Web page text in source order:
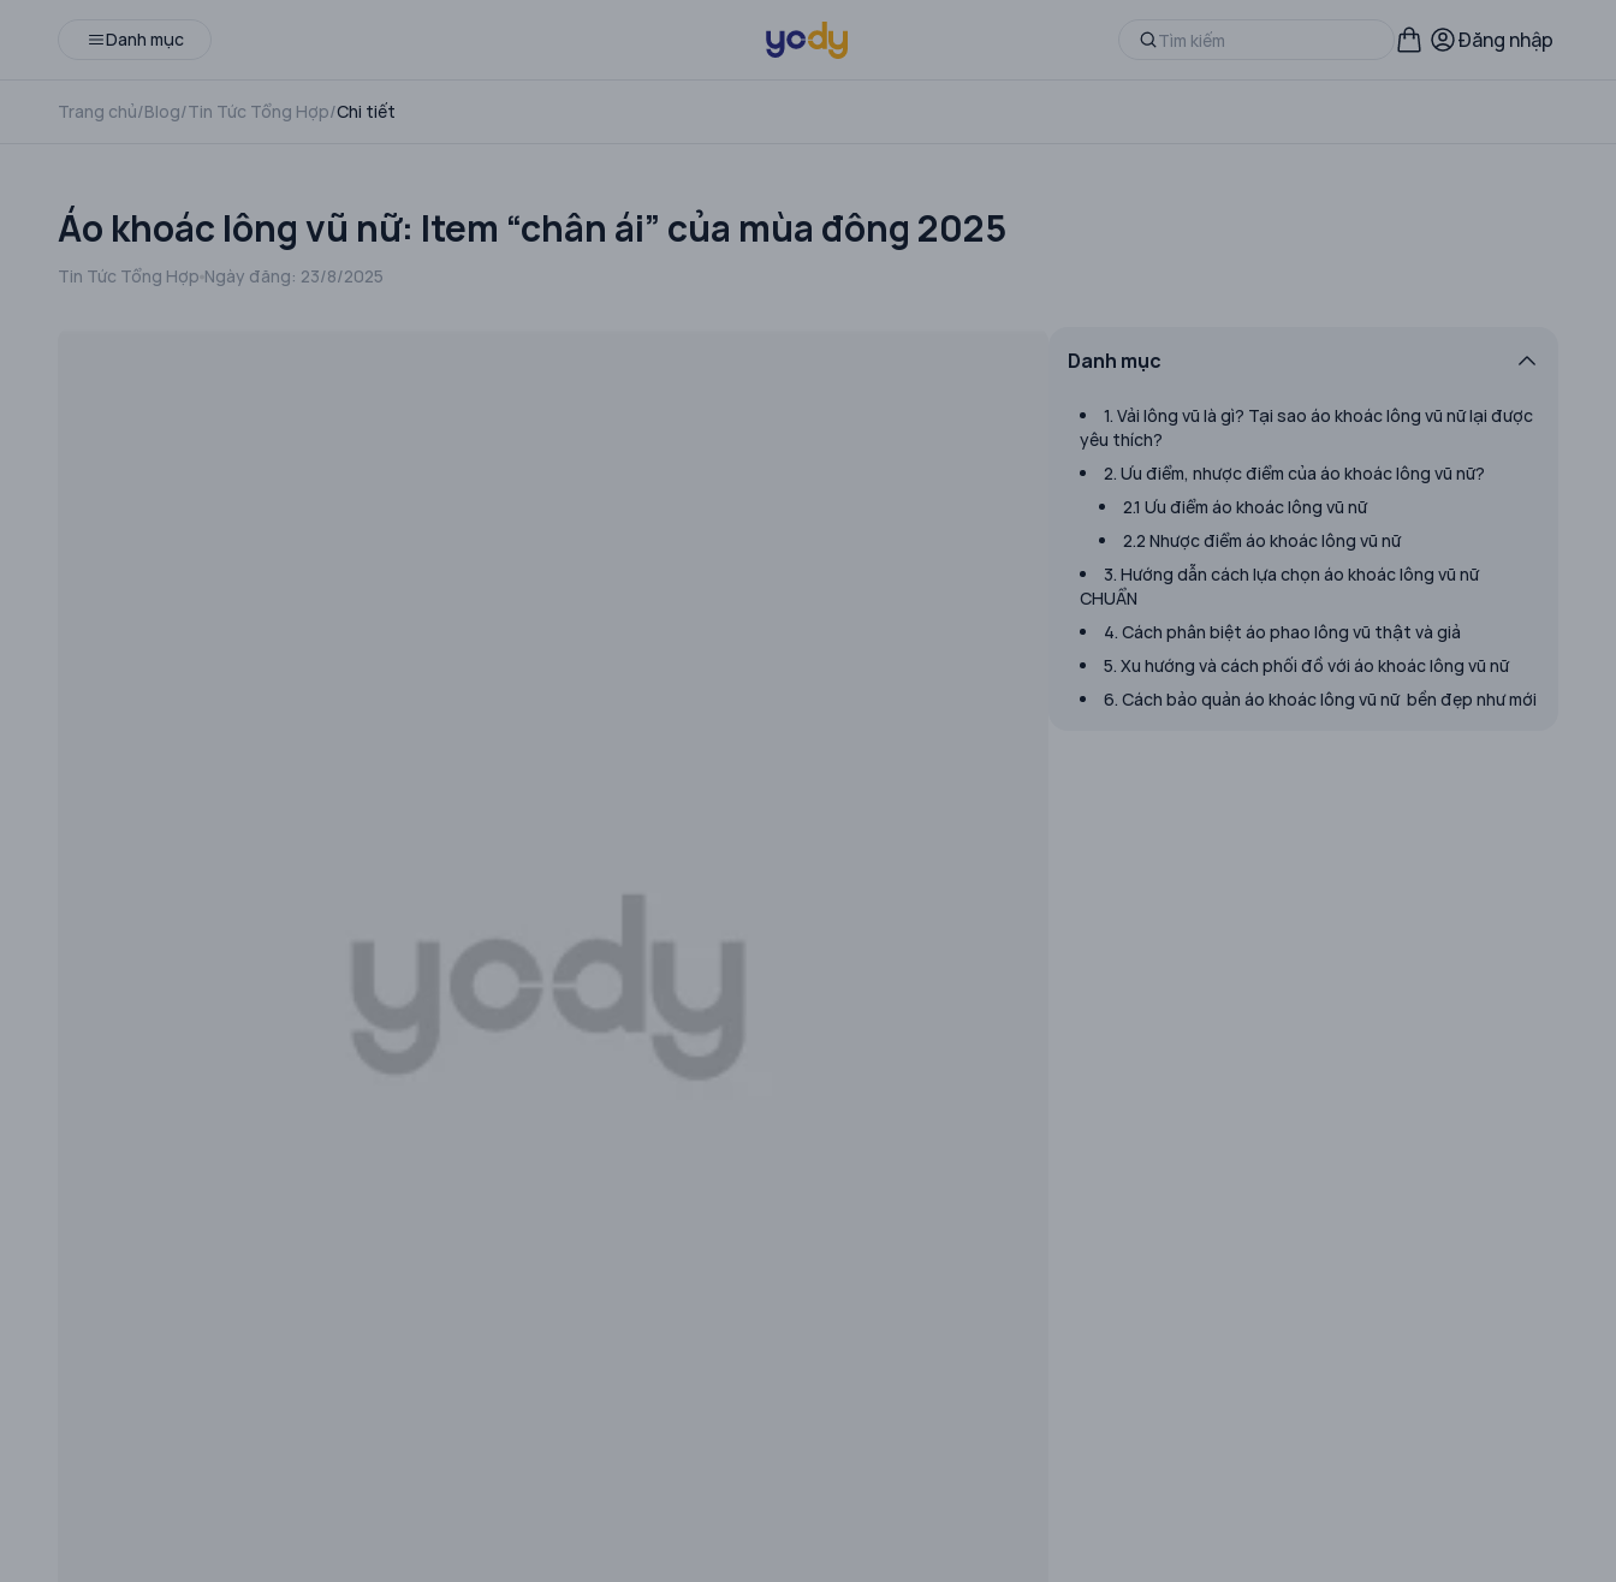
Danh mục Đăng nhập
Trang chủ/Blog/Tin Tức Tổng Hợp/Chi tiết
Áo khoác lông vũ nữ: Item “chân ái” của mùa đông 2025
Tin Tức Tổng Hợp Ngày đăng: 23/8/2025
Danh mục
1. Vải lông vũ là gì? Tại sao áo khoác lông vũ nữ lại được
yêu thích?
2. Ưu điểm, nhược điểm của áo khoác lông vũ nữ?
2.1 Ưu điểm áo khoác lông vũ nữ
2.2 Nhược điểm áo khoác lông vũ nữ
3. Hướng dẫn cách lựa chọn áo khoác lông vũ nữ
CHUẨN
4. Cách phân biệt áo phao lông vũ thật và giả
​5. Xu hướng và cách phối đồ với áo khoác lông vũ nữ
6. Cách bảo quản áo khoác lông vũ nữ bền đẹp như mới